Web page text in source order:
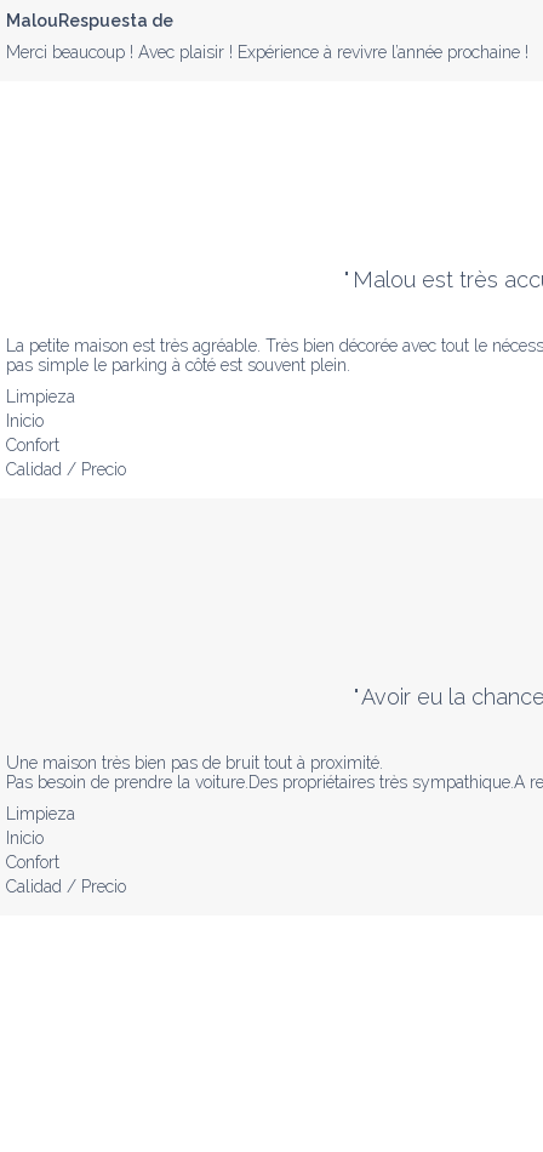
MalouRespuesta de
Merci beaucoup ! Avec plaisir ! Expérience à revivre l’année prochaine !
" Malou est très
La petite maison est très agréable. Très bien décorée avec tout le
pas simple le parking à côté est souvent plein.
Limpieza
Inicio
Confort
Calidad / Precio
"Avoir eu la
Une maison très bien pas de bruit tout à proximité.
Pas besoin de prendre la voiture.Des propriétaires très sympathique.A
Limpieza
Inicio
Confort
Calidad / Precio